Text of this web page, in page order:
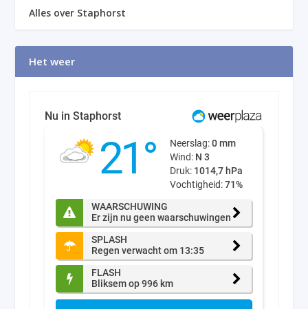
Alles over Staphorst
Het weer